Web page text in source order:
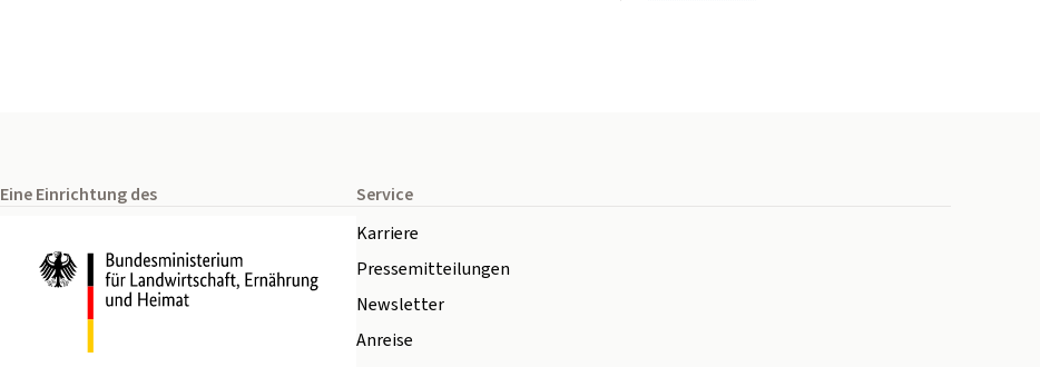
Eine Einrichtung des
Service
Karriere
Pressemitteilungen
Newsletter
Anreise